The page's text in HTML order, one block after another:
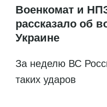
Военкомат и
рассказало об
Украине
За неделю ВС
таких ударов